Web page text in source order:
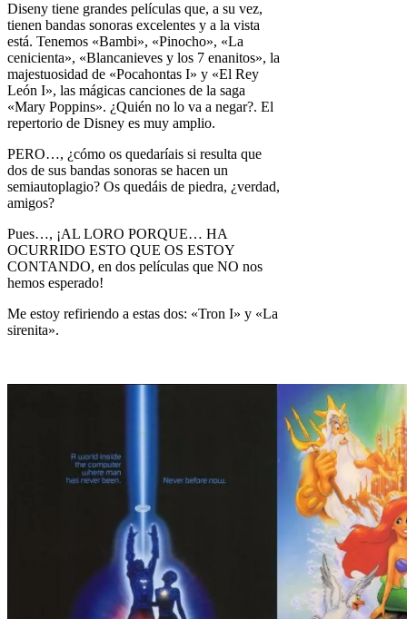
Diseny tiene grandes películas que, a su vez,
tienen bandas sonoras excelentes y a la vista
está. Tenemos «Bambi», «Pinocho», «La
cenicienta», «Blancanieves y los 7 enanitos», la
majestuosidad de «Pocahontas I» y «El Rey
León I», las mágicas canciones de la saga
«Mary Poppins». ¿Quién no lo va a negar?. El
repertorio de Disney es muy amplio.
PERO…, ¿cómo os quedaríais si resulta que
dos de sus bandas sonoras se hacen un
semiautoplagio? Os quedáis de piedra, ¿verdad,
amigos?
Pues…, ¡AL LORO PORQUE… HA
OCURRIDO ESTO QUE OS ESTOY
CONTANDO, en dos películas que NO nos
hemos esperado!
Me estoy refiriendo a estas dos: «Tron I» y «La
sirenita».